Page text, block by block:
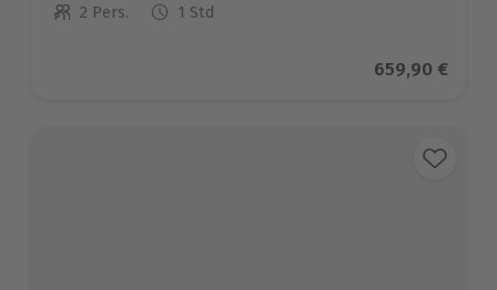
Anzahl der Teilnehmer
2 Pers. 1 Std
Aktueller
659,90 €